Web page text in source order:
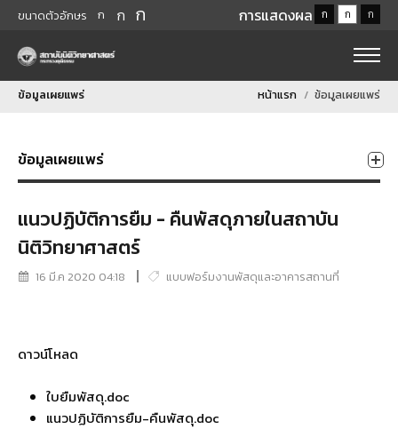
ขนาดตัวอักษร ก ก ก การแสดงผล ก ก ก
ข้อมูลเผยแพร่ หน้าแรก ข้อมูลเผยแพร่
ข้อมูลเผยแพร่
แนวปฏิบัติการยืม - คืนพัสดุภายในสถาบัน
นิติวิทยาศาสตร์
16 มี.ค 2020 04:18 แบบฟอร์มงานพัสดุและอาคารสถานที่
ดาวน์โหลด
ใบยืมพัสดุ.doc
แนวปฏิบัติการยืม-คืนพัสดุ.doc